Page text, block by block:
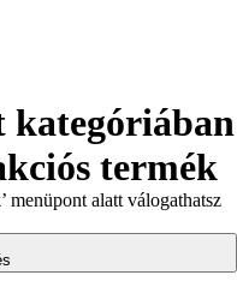
kategóriában
termék
alatt válogathatsz